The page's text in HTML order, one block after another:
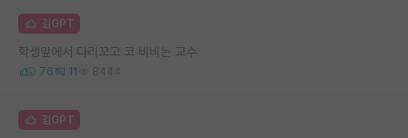
김GPT
학생앞에서 다리꼬고 코 비비는 교수
76 11 8444
김GPT